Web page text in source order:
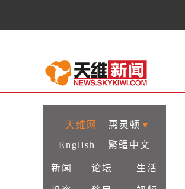
天维网 | 惠灵顿 ▼
English
| 繁體中文
新闻 论坛 生活